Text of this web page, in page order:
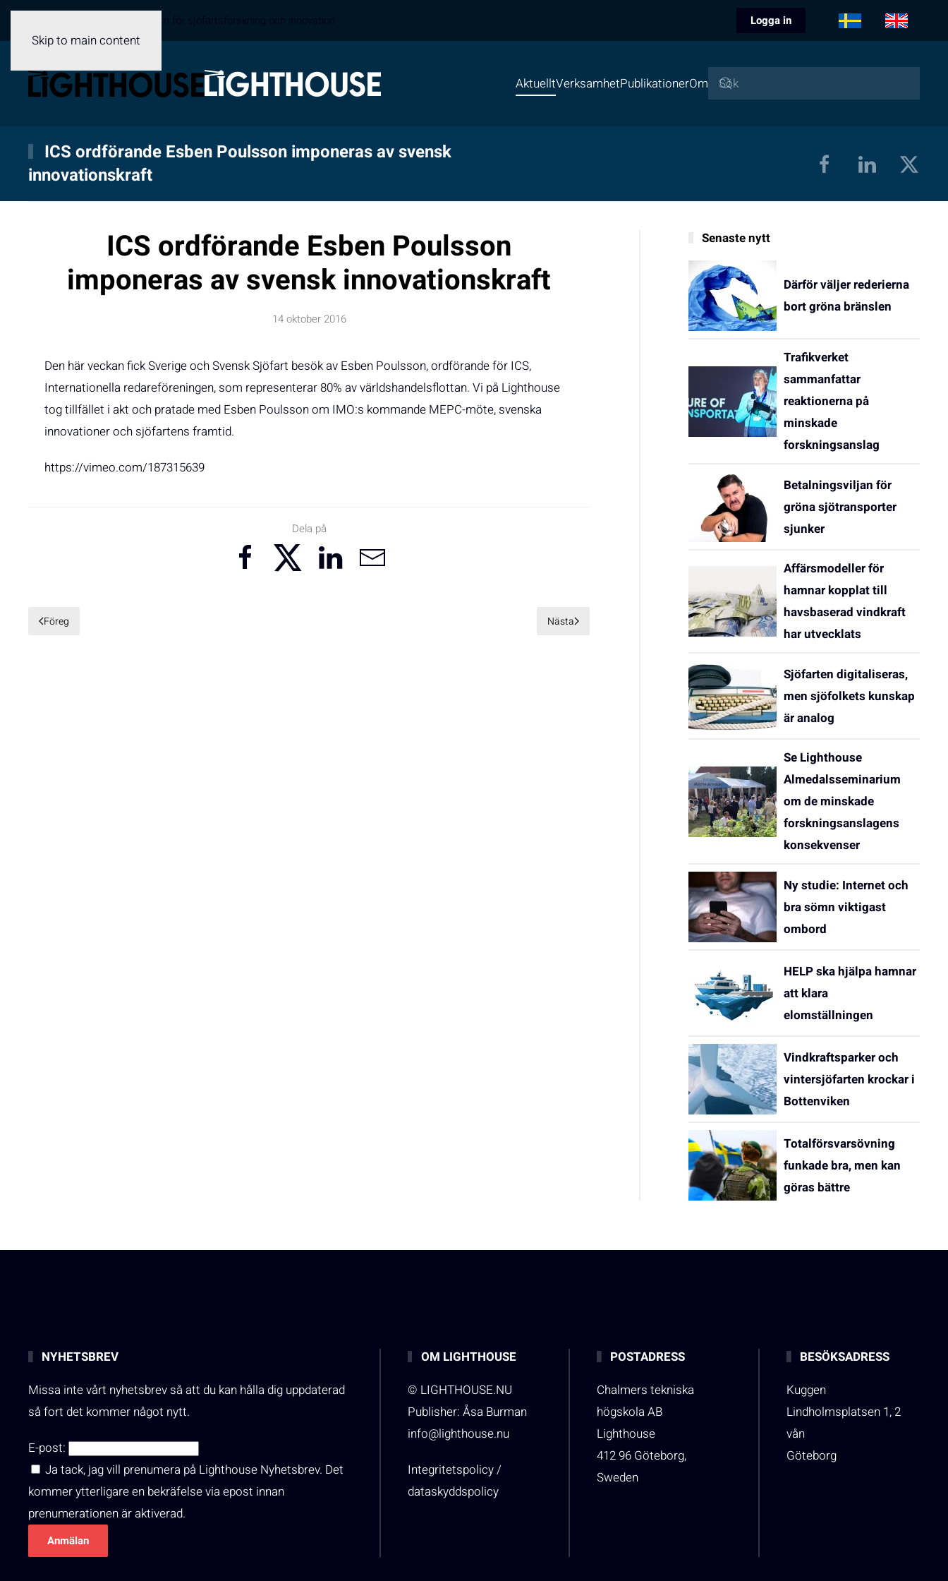
Skip to main content
Logga in
AktuelltVerksamhetPublikationerOm
ICS ordförande Esben Poulsson imponeras av svensk
innovationskraft
ICS ordförande Esben Poulsson
imponeras av svensk innovationskraft
14 oktober 2016
Den här veckan fick Sverige och Svensk Sjöfart besök av Esben Poulsson, ordförande för ICS,
Internationella redareföreningen, som representerar 80% av världshandelsflottan. Vi på Lighthouse
tog tillfället i akt och pratade med Esben Poulsson om IMO:s kommande MEPC-möte, svenska
innovationer och sjöfartens framtid.
https://vimeo.com/187315639
Dela på
Föreg Nästa
Senaste nytt
Därför väljer rederierna
bort gröna bränslen
Trafikverket
sammanfattar
reaktionerna på
minskade
forskningsanslag
Betalningsviljan för
gröna sjötransporter
sjunker
Affärsmodeller för
hamnar kopplat till
havsbaserad vindkraft
har utvecklats
Sjöfarten digitaliseras,
men sjöfolkets kunskap
är analog
Se Lighthouse
Almedalsseminarium
om de minskade
forskningsanslagens
konsekvenser
Ny studie: Internet och
bra sömn viktigast
ombord
HELP ska hjälpa hamnar
att klara
elomställningen
Vindkraftsparker och
vintersjöfarten krockar i
Bottenviken
Totalförsvarsövning
funkade bra, men kan
göras bättre
NYHETSBREV
Missa inte vårt nyhetsbrev så att du kan hålla dig uppdaterad
så fort det kommer något nytt.
E-post:
Ja tack, jag vill prenumera på Lighthouse Nyhetsbrev. Det
kommer ytterligare en bekräfelse via epost innan
prenumerationen är aktiverad.
OM LIGHTHOUSE
© LIGHTHOUSE.NU
Publisher: Åsa Burman
info@lighthouse.nu
Integritetspolicy /
dataskyddspolicy
POSTADRESS
Chalmers tekniska
högskola AB
Lighthouse
412 96 Göteborg,
Sweden
BESÖKSADRESS
Kuggen
Lindholmsplatsen 1, 2
vån
Göteborg